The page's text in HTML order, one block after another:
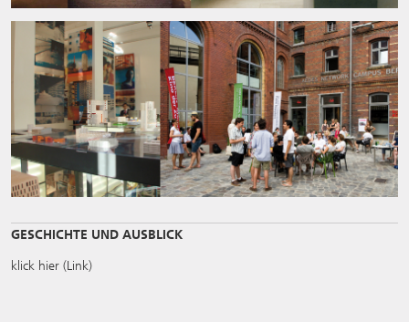
GESCHICHTE UND AUSBLICK
klick hier (Link)